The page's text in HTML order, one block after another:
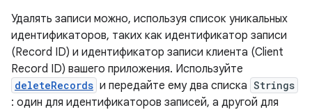
Удалять записи можно, используя список уникальных
идентификаторов, таких как идентификатор записи
(Record ID) и идентификатор записи клиента (Client
Record ID) вашего приложения. Используйте
deleteRecords и передайте ему два списка Strings
: один для идентификаторов записей, а другой для